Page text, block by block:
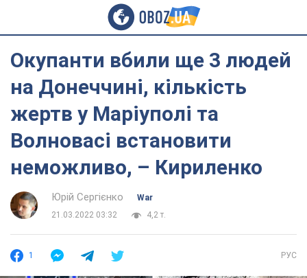
Окупанти вбили ще 3 людей
на Донеччині, кількість
жертв у Маріуполі та
Волновасі встановити
неможливо, – Кириленко
Юрій Сергієнко
War
21.03.2022 03:32
4,2 т.
1 РУС